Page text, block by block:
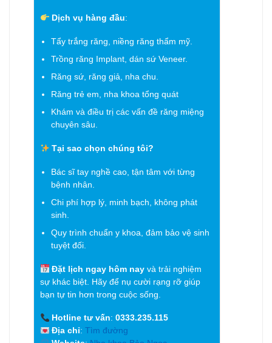
Dịch vụ hàng đầu:
Tẩy trắng răng, niềng răng thẩm mỹ.
Trồng răng Implant, dán sứ Veneer.
Răng sứ, răng giả, nha chu.
Răng trẻ em, nha khoa tổng quát
Khám và điều trị các vấn đề răng miệng
chuyên sâu.
Tại sao chọn chúng tôi?
Bác sĩ tay nghề cao, tận tâm với từng
bệnh nhân.
Chi phí hợp lý, minh bạch, không phát
sinh.
Quy trình chuẩn y khoa, đảm bảo vệ sinh
tuyệt đối.
Đặt lịch ngay hôm nay và trải nghiệm
sự khác biệt. Hãy để nụ cười rạng rỡ giúp
bạn tự tin hơn trong cuộc sống.
Hotline tư vấn:0333.235.115
Địa chỉ:Tìm đường